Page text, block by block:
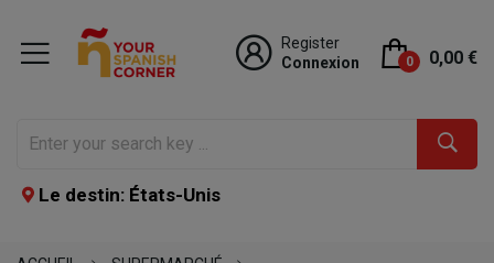
Register
Connexion
0 0,00 €
Le destin: États-Unis